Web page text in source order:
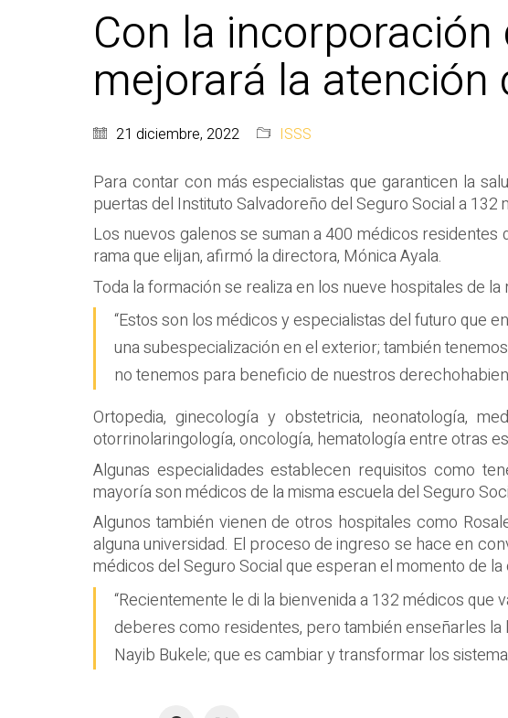
Con la
mejorará la atención
21 diciembre, 2022 ISSS
Para contar con más especialistas que garanticen la
puertas del Instituto Salvadoreño del Seguro Social a
Los nuevos galenos se suman a 400 médicos
rama que elijan, afirmó la directora, Mónica Ayala.
Toda la formación se realiza en los nueve hospitales de
“Estos son los médicos y especialistas del futuro que
una subespecialización en el exterior; también
no tenemos para beneficio de nuestros
Ortopedia, ginecología y obstetricia, neonatología,
otorrinolaringología, oncología, hematología entre otras
Algunas especialidades establecen requisitos como
mayoría son médicos de la misma escuela del Seguro
Algunos también vienen de otros hospitales como
alguna universidad. El proceso de ingreso se hace en
médicos del Seguro Social que esperan el momento de
“Recientemente le di la bienvenida a 132 médicos
deberes como residentes, pero también enseñarles
Nayib Bukele; que es cambiar y transformar los